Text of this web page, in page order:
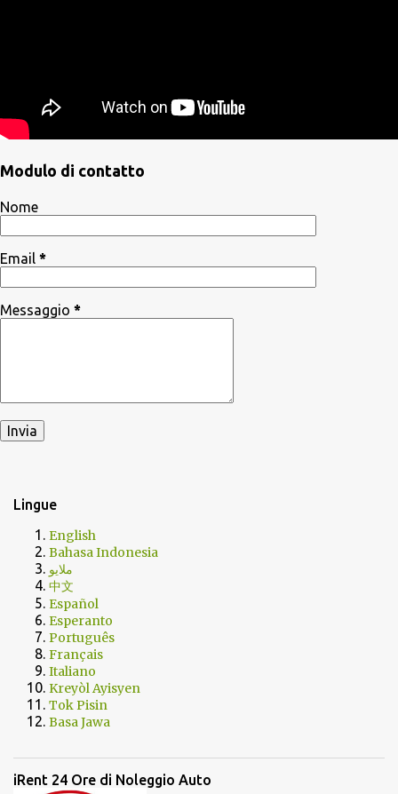
Modulo di contatto
Nome
Email *
Messaggio *
Lingue
English
Bahasa Indonesia
ملايو
中文
Español
Esperanto
Português
Français
Italiano
Kreyòl Ayisyen
Tok Pisin
Basa Jawa
iRent 24 Ore di Noleggio Auto